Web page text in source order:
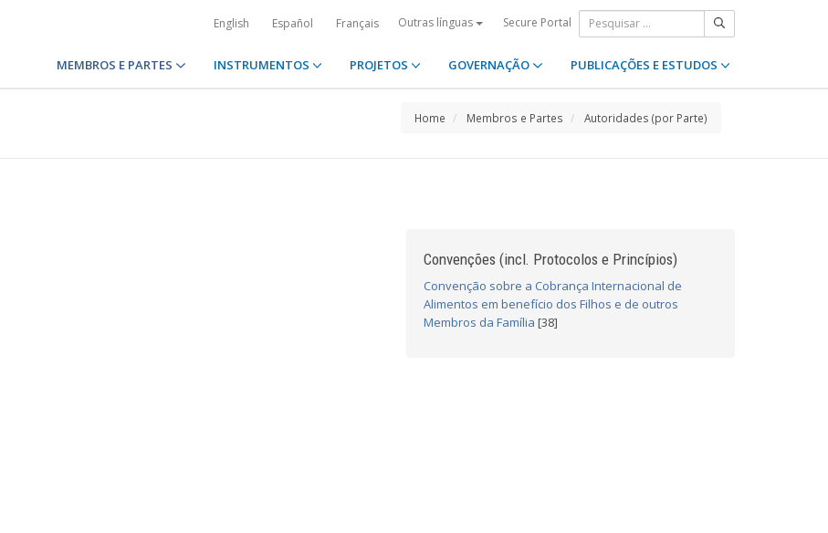
English Español Français Outras línguas Secure Portal
MEMBROS E PARTES INSTRUMENTOS PROJETOS GOVERNAÇÃO PUBLICAÇÕES E ESTUDOS
Home Membros e Partes Autoridades (por Parte)
Convenções (incl. Protocolos e Princípios)
Convenção sobre a Cobrança Internacional de
Alimentos em benefício dos Filhos e de outros
Membros da Família [38]